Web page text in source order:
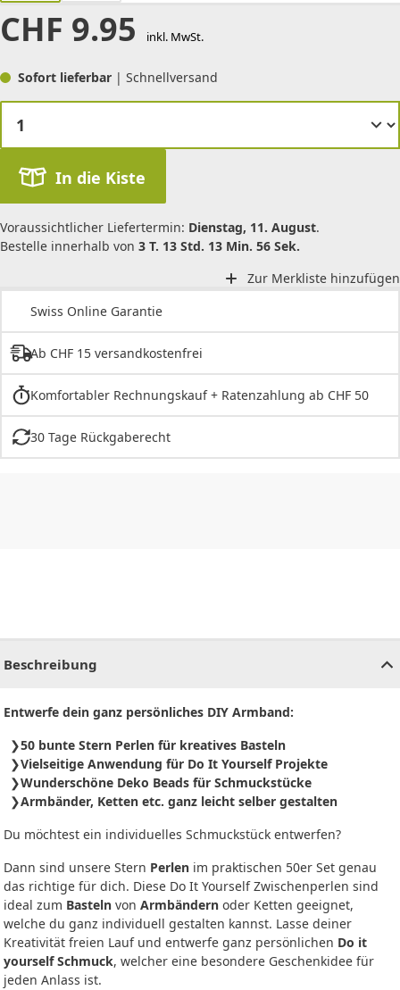
CHF 9.95 inkl. MwSt.
Sofort lieferbar | Schnellversand
In die Kiste
Voraussichtlicher Liefertermin: Dienstag, 11. August.
Bestelle innerhalb von 3 T. 13 Std. 13 Min. 56 Sek.
Zur Merkliste hinzufügen
Swiss Online Garantie
Ab CHF 15 versandkostenfrei
Komfortabler Rechnungskauf + Ratenzahlung ab CHF 50
30 Tage Rückgaberecht
Beschreibung
Entwerfe dein ganz persönliches DIY Armband:
50 bunte Stern Perlen für kreatives Basteln
Vielseitige Anwendung für Do It Yourself Projekte
Wunderschöne Deko Beads für Schmuckstücke
Armbänder, Ketten etc. ganz leicht selber gestalten
Du möchtest ein individuelles Schmuckstück entwerfen?
Dann sind unsere Stern Perlen im praktischen 50er Set genau
das richtige für dich. Diese Do It Yourself Zwischenperlen sind
ideal zum Basteln von Armbändern oder Ketten geeignet,
welche du ganz individuell gestalten kannst. Lasse deiner
Kreativität freien Lauf und entwerfe ganz persönlichen Do it
yourself Schmuck, welcher eine besondere Geschenkidee für
jeden Anlass ist.